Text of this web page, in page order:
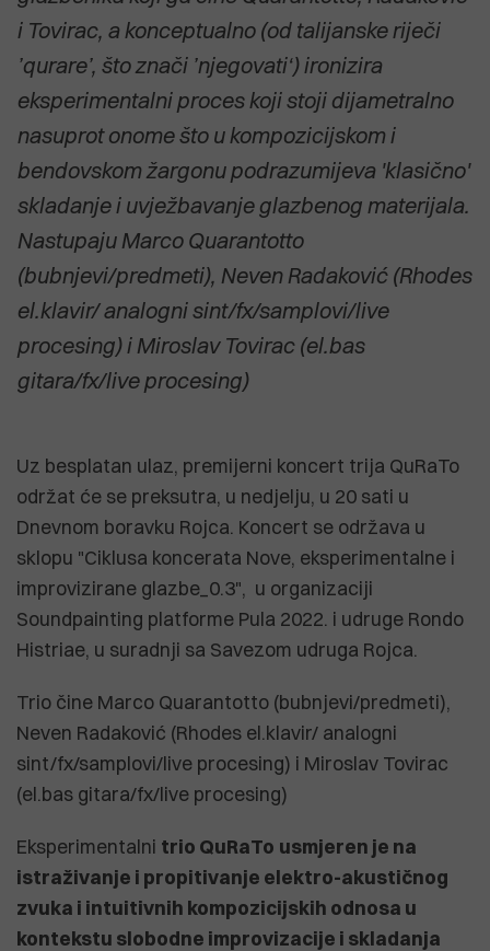
i Tovirac, a konceptualno (od talijanske riječi
’qurare’, što znači ’njegovati‘) ironizira
eksperimentalni proces koji stoji dijametralno
nasuprot onome što u kompozicijskom i
bendovskom žargonu podrazumijeva 'klasično'
skladanje i uvježbavanje glazbenog materijala.
Nastupaju Marco Quarantotto
(bubnjevi/predmeti), Neven Radaković (Rhodes
el.klavir/ analogni sint/fx/samplovi/live
procesing) i Miroslav Tovirac (el.bas
gitara/fx/live procesing)
Uz besplatan ulaz, premijerni koncert trija QuRaTo
održat će se preksutra, u nedjelju, u 20 sati u
Dnevnom boravku Rojca. Koncert se održava u
sklopu "Ciklusa koncerata Nove, eksperimentalne i
improvizirane glazbe_0.3", u organizaciji
Soundpainting platforme Pula 2022. i udruge Rondo
Histriae, u suradnji sa Savezom udruga Rojca.
Trio čine Marco Quarantotto (bubnjevi/predmeti),
Neven Radaković (Rhodes el.klavir/ analogni
sint/fx/samplovi/live procesing) i Miroslav Tovirac
(el.bas gitara/fx/live procesing)
Eksperimentalni trio QuRaTo usmjeren je na
istraživanje i propitivanje elektro-akustičnog
zvuka i intuitivnih kompozicijskih odnosa u
kontekstu slobodne improvizacije i skladanja